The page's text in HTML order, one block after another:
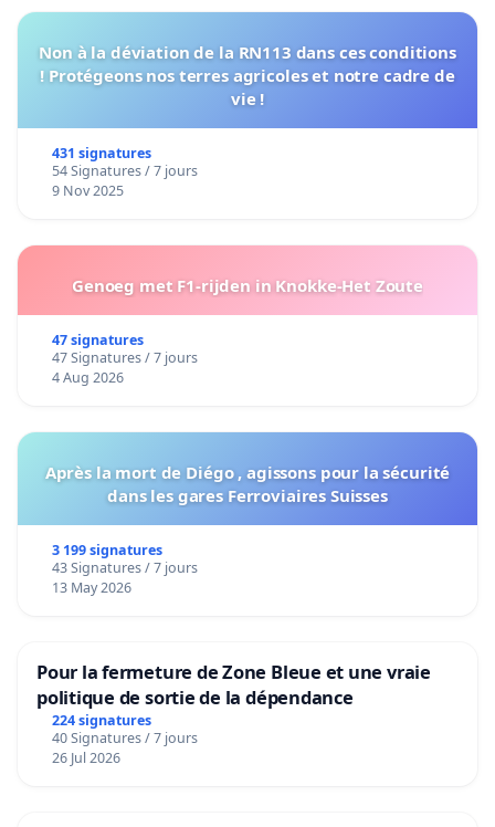
Non à la déviation de la RN113 dans ces conditions
! Protégeons nos terres agricoles et notre cadre de
vie !
431 signatures
54 Signatures / 7 jours
9 Nov 2025
Genoeg met F1-rijden in Knokke-Het Zoute
47 signatures
47 Signatures / 7 jours
4 Aug 2026
Après la mort de Diégo , agissons pour la sécurité
dans les gares Ferroviaires Suisses
3 199 signatures
43 Signatures / 7 jours
13 May 2026
Pour la fermeture de Zone Bleue et une vraie
politique de sortie de la dépendance
224 signatures
40 Signatures / 7 jours
26 Jul 2026